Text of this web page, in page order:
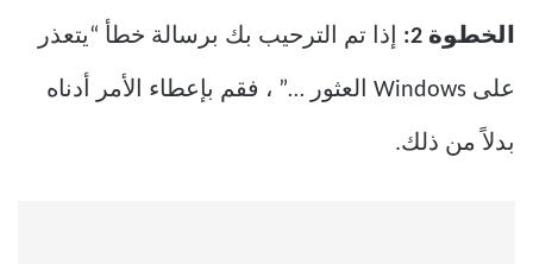
الخطوة 2: إذا تم الترحيب بك برسالة خطأ “يتعذر
على Windows العثور …” ، فقم بإعطاء الأمر أدناه
بدلاً من ذلك.